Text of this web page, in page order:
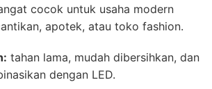
cocok untuk usaha modern
apotek, atau toko fashion.
tahan lama, mudah dibersihkan, dan
dengan LED.